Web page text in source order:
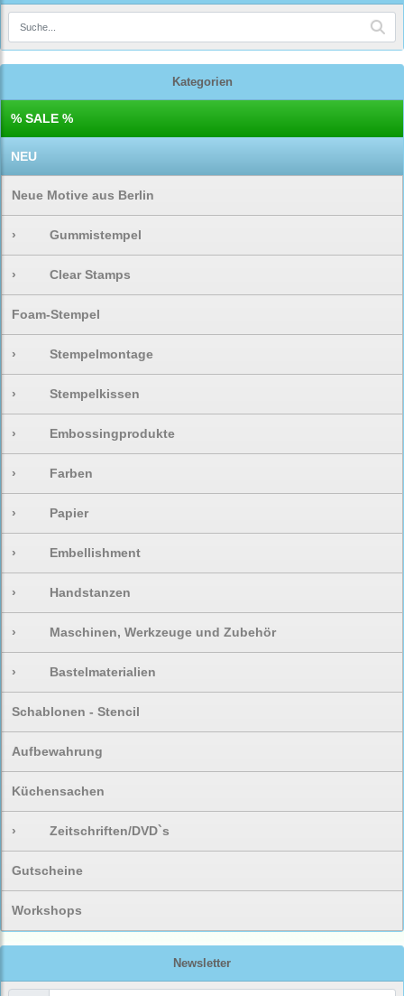
Kategorien
% SALE %
NEU
Neue Motive aus Berlin
› Gummistempel
› Clear Stamps
Foam-Stempel
› Stempelmontage
› Stempelkissen
› Embossingprodukte
› Farben
› Papier
› Embellishment
› Handstanzen
› Maschinen, Werkzeuge und Zubehör
› Bastelmaterialien
Schablonen - Stencil
Aufbewahrung
Küchensachen
› Zeitschriften/DVD`s
Gutscheine
Workshops
Newsletter